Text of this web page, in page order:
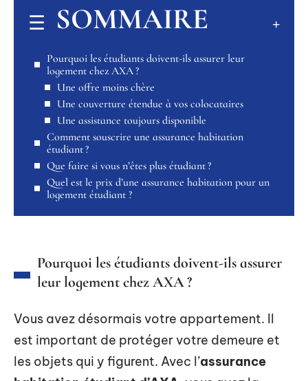
SOMMAIRE
Pourquoi les étudiants doivent-ils assurer leur
logement chez AXA ?
Une offre moins chère
Une couverture étendue à vos colocataires
Une assistance toujours disponible
Comment souscrire une assurance habitation
étudiant ?
Que faire si vous n’êtes plus étudiant ?
Quel est le prix d’une assurance habitation pour un
logement étudiant ?
Pourquoi les étudiants doivent-ils assurer
leur logement chez AXA ?
Vous avez désormais votre appartement. Il
est important de protéger votre demeure et
les objets qui y figurent. Avec l’assurance